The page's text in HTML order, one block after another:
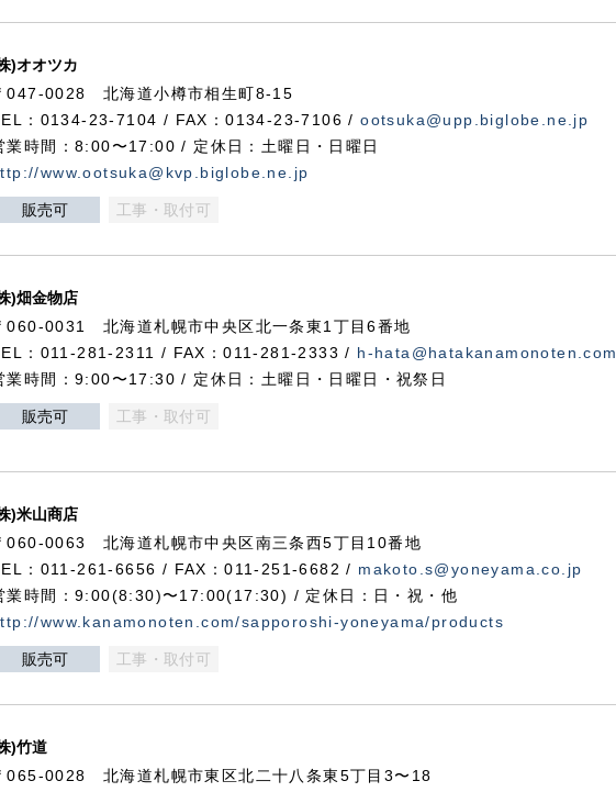
)オオツカ
047-0028 北海道小樽市相生町8-15
：0134-23-7104 / FAX：0134-23-7106 /ootsuka@upp.biglobe.ne.jp
業時間：8:00〜17:00 / 定休日：土曜日・日曜日
www.ootsuka@kvp.biglobe.ne.jp
販売可 工事・取付可
)畑金物店
060-0031 北海道札幌市中央区北一条東1丁目6番地
：011-281-2311 / FAX：011-281-2333 / h-hata@hatakanamonoten.com
業時間：9:00〜17:30 / 定休日：土曜日・日曜日・祝祭日
販売可 工事・取付可
)米山商店
060-0063 北海道札幌市中央区南三条西5丁目10番地
：011-261-6656 / FAX：011-251-6682 / makoto.s@yoneyama.co.jp
業時間：9:00(8:30)〜17:00(17:30) / 定休日：日・祝・他
www.kanamonoten.com/sapporoshi-yoneyama/products
販売可 工事・取付可
)竹道
065-0028 北海道札幌市東区北二十八条東5丁目3〜18